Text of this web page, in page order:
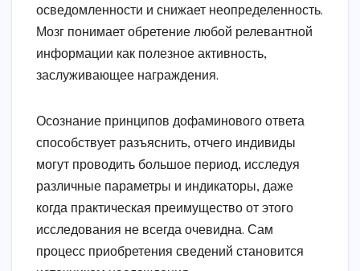
осведомленности и снижает неопределенность.
Мозг понимает обретение любой релевантной
информации как полезное активность,
заслуживающее награждения.
Осознание принципов дофаминового ответа
способствует разъяснить, отчего индивиды
могут проводить большое период, исследуя
различные параметры и индикаторы, даже
когда практическая преимущество от этого
исследования не всегда очевидна. Сам
процесс приобретения сведений становится